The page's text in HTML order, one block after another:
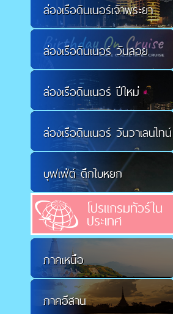
ล่องเรือดินเนอร์เจ้าพระยา
ล่องเรือดินเนอร์ วันลอย
กระทง
ล่องเรือดินเนอร์ ปีใหม่
ล่องเรือดินเนอร์ วันวาเลนไทน์
บุฟเฟ่ต์ ตึกใบหยก
โปรแกรมทัวร์ใน
ประเทศ
ภาคเหนือ
ภาคอีสาน